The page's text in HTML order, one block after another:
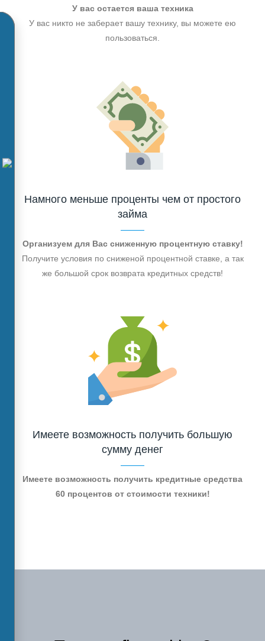
У вас остается ваша техника
У вас никто не заберает вашу технику, вы можете ею
пользоваться.
Намного меньше проценты чем от простого
займа
Организуем для Вас сниженную процентную ставку!
Получите условия по сниженой процентной ставке, а так
же большой срок возврата кредитных средств!
Имеете возможность получить большую
сумму денег
Имеете возможность получить кредитные средства
60 процентов от стоимости техники!